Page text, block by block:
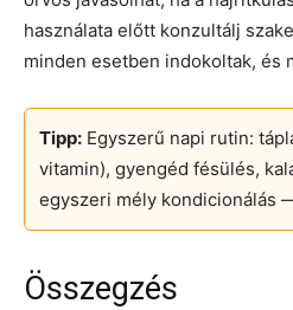
használata előtt konzultálj
minden esetben indokoltak, és
Tipp: Egyszerű napi rutin:
vitamin), gyengéd fésülés,
egyszeri mély kondicionálás
Összegzés